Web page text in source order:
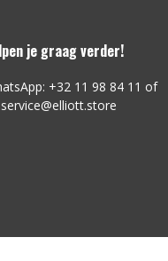
je graag verder!
+32 11 98 84 11 of
service@elliott.store